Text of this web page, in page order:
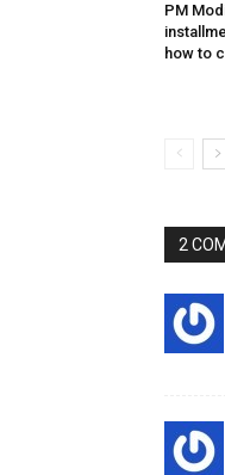
PM
how to
2